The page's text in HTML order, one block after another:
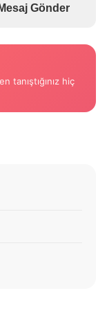
Gönder
tanıştığınız hiç